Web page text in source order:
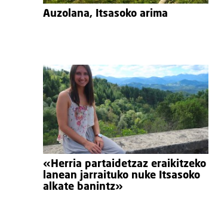
Auzolana, Itsasoko arima
«Herria partaidetzaz eraikitzeko
lanean jarraituko nuke Itsasoko
alkate banintz»